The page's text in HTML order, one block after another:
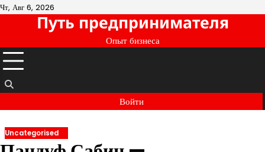
Перейти
содержимому
Чт, Авг 6, 2026
Путь предпринимателя
Опыт бизнеса
Войти
Uncategorised